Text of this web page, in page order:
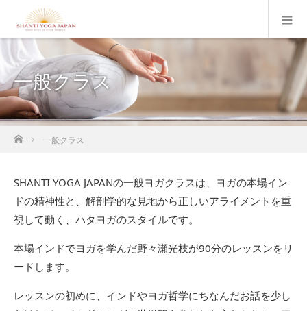
一般クラス
ホーム一般クラス
SHANTI YOGA JAPANの一般ヨガクラスは、ヨガの本場イン
ドの精神性と、解剖学的な見地から正しいアライメントを重
視して動く、ハタヨガのスタイルです。
本場インドでヨガを学んだ野々瀬光枝が90分のレッスンをリ
ードします。
レッスンの初めに、インドやヨガ哲学にちなんだお話を少し